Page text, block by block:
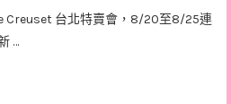
Creuset 台北特賣會，8/20至8/25連
…